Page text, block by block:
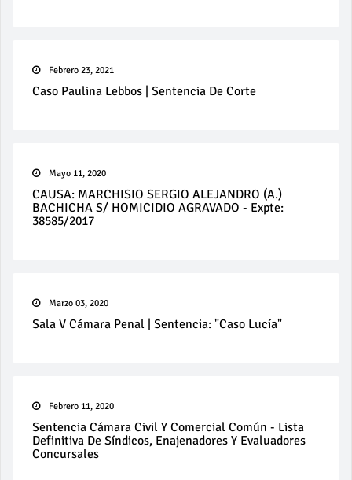
Febrero 23, 2021
Caso Paulina Lebbos | Sentencia De Corte
Mayo 11, 2020
CAUSA: MARCHISIO SERGIO ALEJANDRO (A.)
BACHICHA S/ HOMICIDIO AGRAVADO - Expte:
38585/2017
Marzo 03, 2020
Sala V Cámara Penal | Sentencia: "Caso Lucía"
Febrero 11, 2020
Sentencia Cámara Civil Y Comercial Común - Lista
Definitiva De Síndicos, Enajenadores Y Evaluadores
Concursales